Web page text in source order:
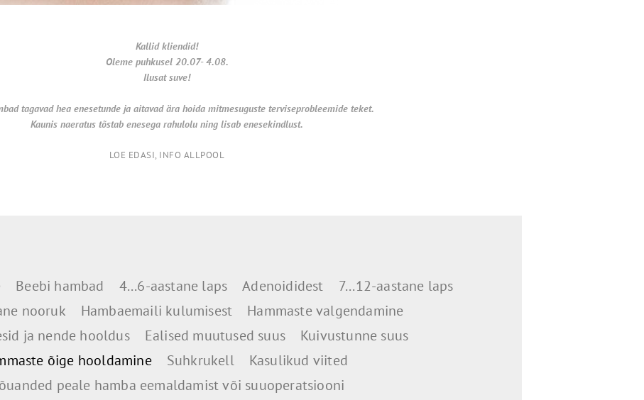
Kallid kliendid!
Oleme puhkusel 20.07- 4.08.
Ilusat suve!
tagavad hea enesetunde ja aitavad ära hoida mitmesuguste terviseprobleemide teket.
Kaunis naeratus tõstab enesega rahulolu ning lisab enesekindlust.
LOE EDASI, INFO ALLPOOL
Beebi hambad 4...6-aastane laps Adenoididest
7...12-aastane laps
nooruk
Hambaemaili kulumisest
Hammaste valgendamine
ja nende hooldus
Ealised muutused suus
Kuivustunne suus
õige hooldamine
Suhkrukell
Kasulikud viited
peale hamba eemaldamist või suuoperatsiooni